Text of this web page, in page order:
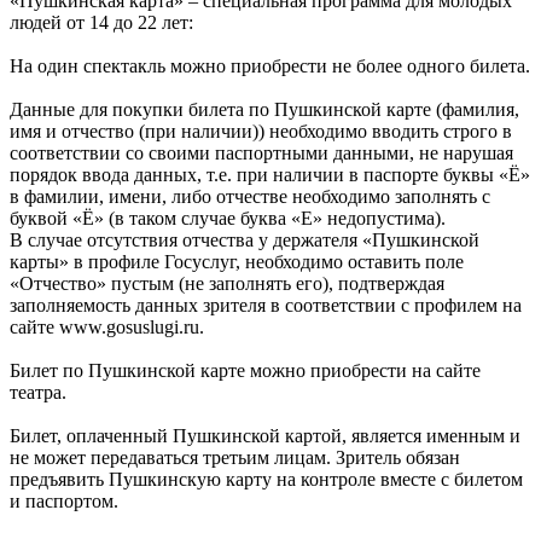
людей от 14 до 22 лет:
На один спектакль можно приобрести не более одного билета.
Данные для покупки билета по Пушкинской карте (фамилия,
имя и отчество (при наличии)) необходимо вводить строго в
соответствии со своими паспортными данными, не нарушая
порядок ввода данных, т.е. при наличии в паспорте буквы «Ё»
в фамилии, имени, либо отчестве необходимо заполнять с
буквой «Ё» (в таком случае буква «Е» недопустима).
В случае отсутствия отчества у держателя «Пушкинской
карты» в профиле Госуслуг, необходимо оставить поле
«Отчество» пустым (не заполнять его), подтверждая
заполняемость данных зрителя в соответствии с профилем на
сайте www.gosuslugi.ru.
Билет по Пушкинской карте можно приобрести на сайте
театра.
Билет, оплаченный Пушкинской картой, является именным и
не может передаваться третьим лицам. Зритель обязан
предъявить Пушкинскую карту на контроле вместе с билетом
и паспортом.